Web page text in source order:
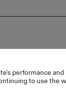
performance
to use the